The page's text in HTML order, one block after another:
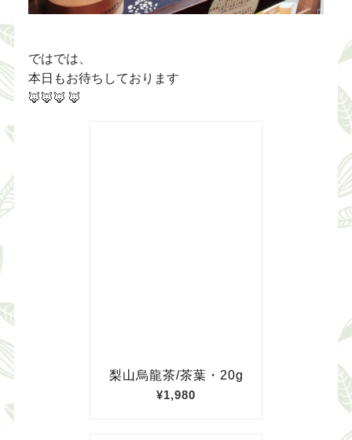
ではでは、
本日もお待ちしております
🦊🦊🦊 🦊